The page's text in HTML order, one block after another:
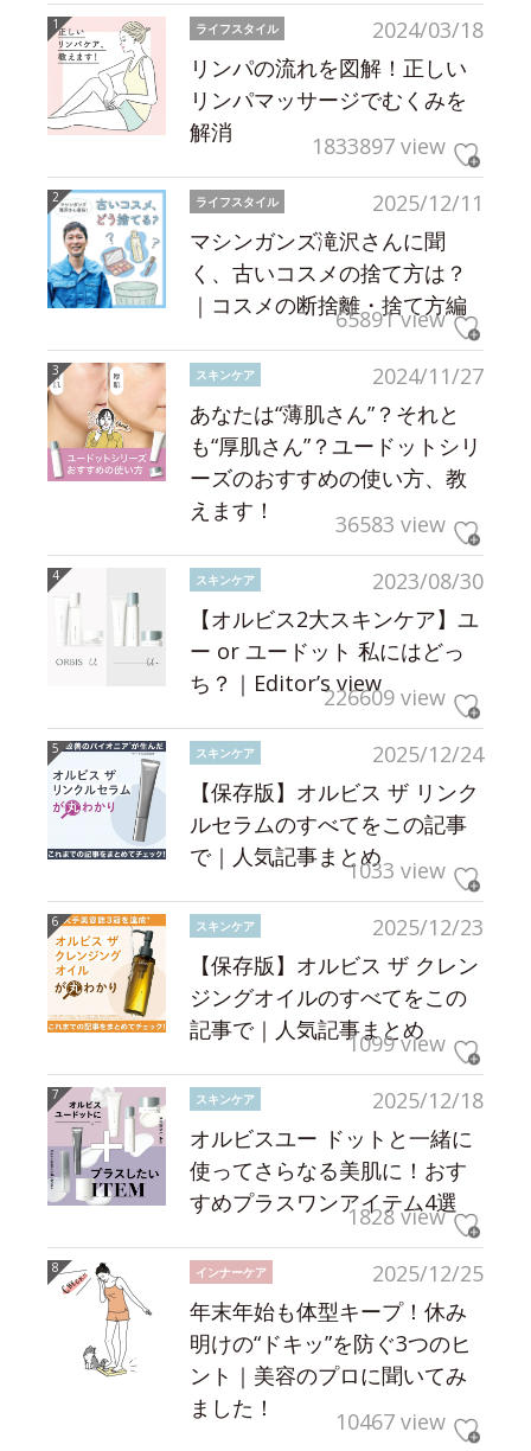
2024/03/18
ライフスタイル
リンパの流れを図解！正しい
リンパマッサージでむくみを
解消
1833897 view
2025/12/11
ライフスタイル
マシンガンズ滝沢さんに聞
く、古いコスメの捨て方は？
｜コスメの断捨離・捨て方編
65891 view
2024/11/27
スキンケア
あなたは“薄肌さん”？それと
も“厚肌さん”？ユードットシリ
ーズのおすすめの使い方、教
えます！
36583 view
2023/08/30
スキンケア
【オルビス2大スキンケア】ユ
ー or ユードット 私にはどっ
ち？｜Editor’s view226609 view
2025/12/24
スキンケア
【保存版】オルビス ザ リンク
ルセラムのすべてをこの記事
で｜人気記事まとめ1033 view
2025/12/23
スキンケア
【保存版】オルビス ザ クレン
ジングオイルのすべてをこの
記事で｜人気記事まとめ
1099 view
2025/12/18
スキンケア
オルビスユー ドットと一緒に
使ってさらなる美肌に！おす
すめプラスワンアイテム4選
1828 view
2025/12/25
インナーケア
年末年始も体型キープ！休み
明けの“ドキッ”を防ぐ3つのヒ
ント｜美容のプロに聞いてみ
ました！
10467 view